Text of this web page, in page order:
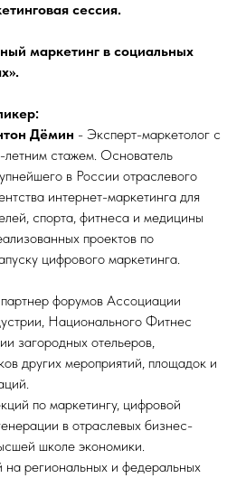
сессия.
маркетинг в социальных
Дёмин - Эксперт-маркетолог с
летним стажем. Основатель
в России отраслевого
интернет-маркетинга для
спорта, фитнеса и медицины
проектов по
цифрового маркетинга.
форумов Ассоциации
Национального Фитнес
загородных отельеров,
других мероприятий, площадок и
по маркетингу, цифровой
в отраслевых бизнес-
школе экономики.
региональных и федеральных